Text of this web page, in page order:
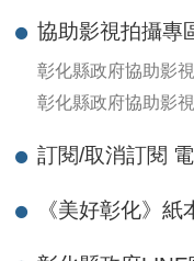
協助影視拍攝專
彰化縣政府協助影
彰化縣政府協助影
訂閱/取消訂閱
《美好彰化》